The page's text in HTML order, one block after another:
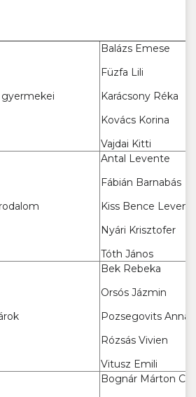
Balázs Emese
Füzfa Lili
Karácsony Réka
Kovács Korina
Vajdai Kitti
Antal Levente
Fábián Barnabás
Kiss Bence
Nyári Krisztofer
Tóth János
Bek Rebeka
Orsós Jázmin
Pozsegovits Anna
Rózsás Vivien
Vitusz Emili
Bognár Márton